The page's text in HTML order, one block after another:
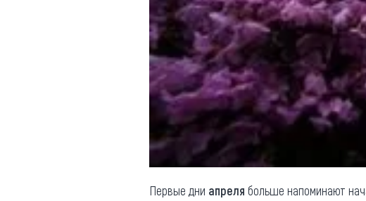
Реестр туристических
агентств Алтайского края
Обращения граждан
Противодействие коррупции
Первые дни апреля больше напоминают